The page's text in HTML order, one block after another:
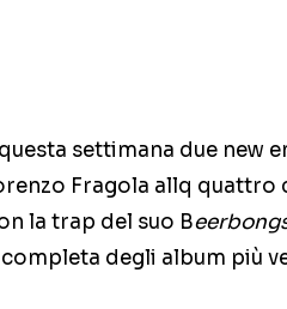
settimana due new
Fragola allq quattro
la trap del suo B
degli album più